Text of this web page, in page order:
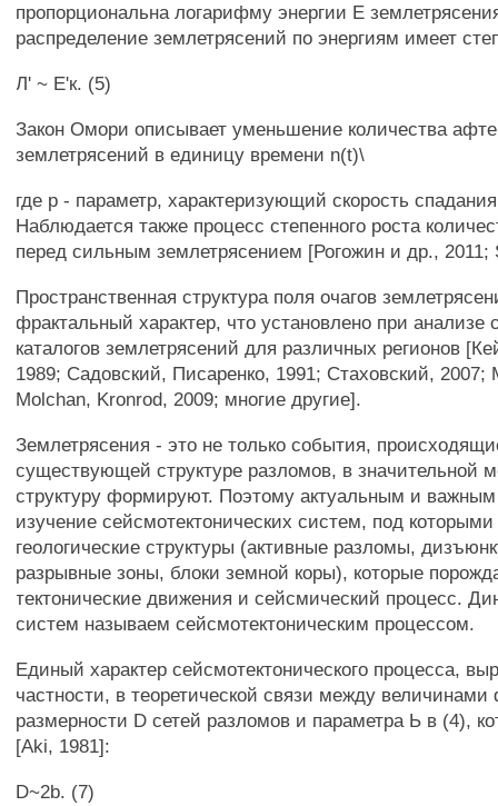
пропорциональна логарифму энергии Е
распределение землетрясений по энергиям имеет
Л' ~ Е'к. (5)
Закон Омори описывает уменьшение количества
землетрясений в единицу времени n(t)\
где р - параметр, характеризующий скорость
Наблюдается также процесс степенного роста
перед сильным землетрясением [Рогожин и др., 2011;
Пространственная структура поля очагов
фрактальный характер, что установлено при анализе
каталогов землетрясений для различных регионов
1989; Садовский, Писаренко, 1991; Стаховский, 2007;
Molchan, Kronrod, 2009; многие другие].
Землетрясения - это не только события,
существующей структуре разломов, в значительной
структуру формируют. Поэтому актуальным и важным
изучение сейсмотектонических систем, под
геологические структуры (активные разломы,
разрывные зоны, блоки земной коры), которые
тектонические движения и сейсмический процесс.
систем называем сейсмотектоническим процессом.
Единый характер сейсмотектонического процесса,
частности, в теоретической связи между величинами
размерности D сетей разломов и параметра Ь в (4),
[Aki, 1981]:
D~2b. (7)